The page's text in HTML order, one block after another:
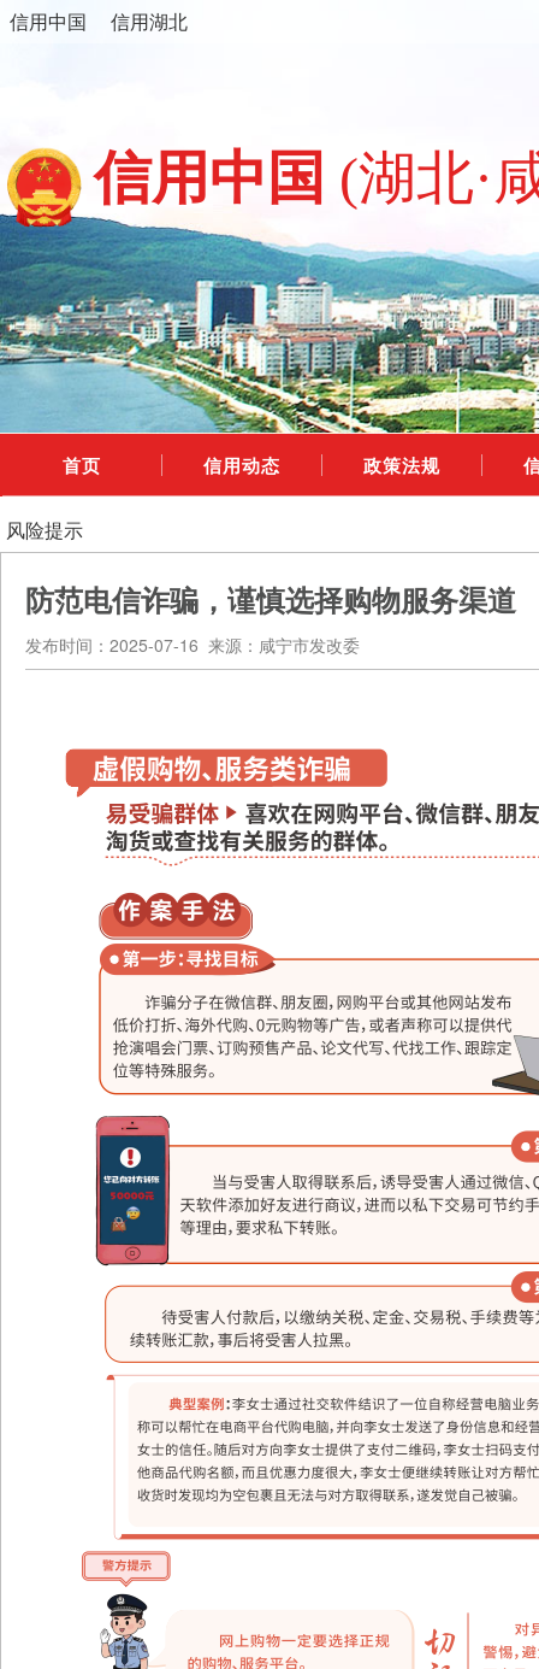
信用中国 信用湖北
信用中国 (湖北·
首页 信用动态 政策法规
风险提示
防范电信诈骗，谨慎选择购物服务渠道
发布时间：2025-07-16 来源：咸宁市发改委